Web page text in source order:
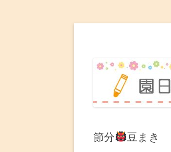
節分 豆まき